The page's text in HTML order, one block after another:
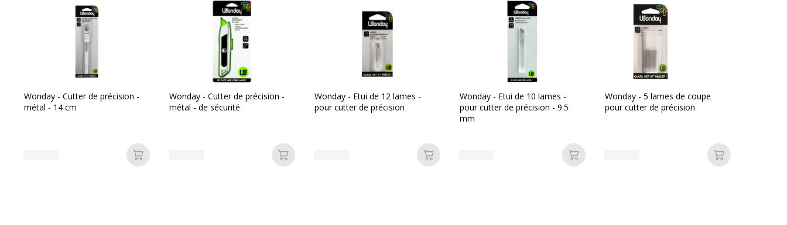
Quantité incluse
Type de produit Référence produit fabricant
Caractéristiques environnementales
Impact environnemental undefined kg CO2e
Dimensions et poids
Longueur
Wonday - Cutter de précision -
métal - 14 cm
Ajouter au panier
Wonday - Cutter de précision -
métal - de sécurité
Ajouter au panier
Wonday - Etui de 12 lames -
pour cutter de précision
Ajouter au panier
Wonday - Etui de 10 lames -
pour cutter de précision - 9.5
mm
Ajouter au panier
Wonday - 5 lames de coupe
pour cutter de précision
Ajouter au